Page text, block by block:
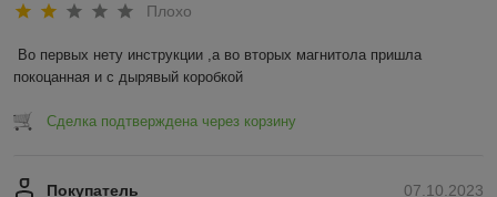
Плохо
Во первых нету инструкции ,а во вторых магнитола пришла
покоцанная и с дырявый коробкой
Сделка подтверждена через корзину
07.10.2023
Покупатель